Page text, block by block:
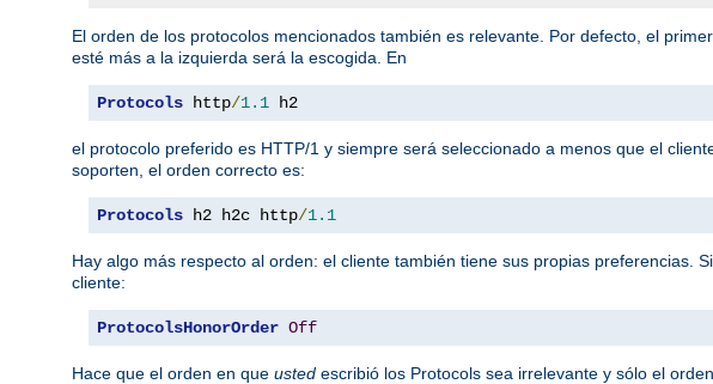
El orden de los protocolos mencionados también es relevante. Por defecto, el
esté más a la izquierda será la escogida. En
Protocols http/1.1 h2
el protocolo preferido es HTTP/1 y siempre será seleccionado a menos que el
soporten, el orden correcto es:
Protocols h2 h2c http/1.1
Hay algo más respecto al orden: el cliente también tiene sus propias
cliente:
ProtocolsHonorOrder Off
Hace que el orden en que usted escribió los Protocols sea irrelevante y sólo el